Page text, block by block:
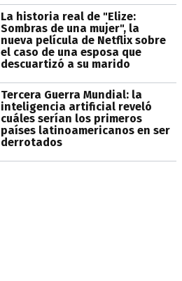
La historia real de "Elize:
Sombras de una mujer", la
nueva película de Netflix sobre
el caso de una esposa que
descuartizó a su marido
Tercera Guerra Mundial: la
inteligencia artificial reveló
cuáles serían los primeros
países latinoamericanos en ser
derrotados